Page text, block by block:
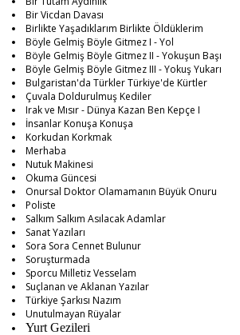
Bir Vicdan Davası
Birlikte Yaşadıklarım Birlikte Öldüklerim
Böyle Gelmiş Böyle Gitmez I - Yol
Böyle Gelmiş Böyle Gitmez II - Yokuşun Başı
Böyle Gelmiş Böyle Gitmez III - Yokuş Yukarı
Bulgaristan'da Türkler Türkiye'de Kürtler
Çuvala Doldurulmuş Kediler
Irak ve Mısır - Dünya Kazan Ben Kepçe I
İnsanlar Konuşa Konuşa
Korkudan Korkmak
Merhaba
Nutuk Makinesi
Okuma Güncesi
Onursal Doktor Olamamanın Büyük Onuru
Poliste
Salkım Salkım Asılacak Adamlar
Sanat Yazıları
Sora Sora Cennet Bulunur
Soruşturmada
Sporcu Milletiz Vesselam
Suçlanan ve Aklanan Yazılar
Türkiye Şarkısı Nazım
Unutulmayan Rüyalar
Yurt Gezileri